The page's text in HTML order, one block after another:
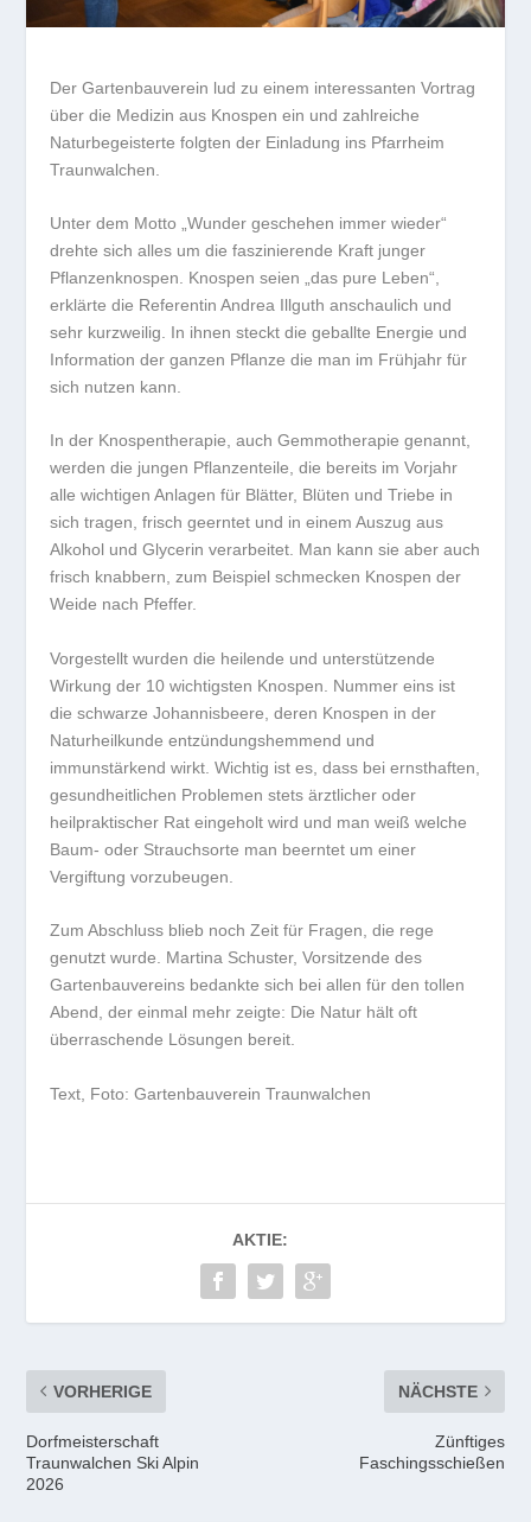
Der Gartenbauverein lud zu einem interessanten Vortrag
über die Medizin aus Knospen ein und zahlreiche
Naturbegeisterte folgten der Einladung ins Pfarrheim
Traunwalchen.
Unter dem Motto „Wunder geschehen immer wieder“
drehte sich alles um die faszinierende Kraft junger
Pflanzenknospen. Knospen seien „das pure Leben“,
erklärte die Referentin Andrea Illguth anschaulich und
sehr kurzweilig. In ihnen steckt die geballte Energie und
Information der ganzen Pflanze die man im Frühjahr für
sich nutzen kann.
In der Knospentherapie, auch Gemmotherapie genannt,
werden die jungen Pflanzenteile, die bereits im Vorjahr
alle wichtigen Anlagen für Blätter, Blüten und Triebe in
sich tragen, frisch geerntet und in einem Auszug aus
Alkohol und Glycerin verarbeitet. Man kann sie aber auch
frisch knabbern, zum Beispiel schmecken Knospen der
Weide nach Pfeffer.
Vorgestellt wurden die heilende und unterstützende
Wirkung der 10 wichtigsten Knospen. Nummer eins ist
die schwarze Johannisbeere, deren Knospen in der
Naturheilkunde entzündungshemmend und
immunstärkend wirkt. Wichtig ist es, dass bei ernsthaften,
gesundheitlichen Problemen stets ärztlicher oder
heilpraktischer Rat eingeholt wird und man weiß welche
Baum- oder Strauchsorte man beerntet um einer
Vergiftung vorzubeugen.
Zum Abschluss blieb noch Zeit für Fragen, die rege
genutzt wurde. Martina Schuster, Vorsitzende des
Gartenbauvereins bedankte sich bei allen für den tollen
Abend, der einmal mehr zeigte: Die Natur hält oft
überraschende Lösungen bereit.
Text, Foto: Gartenbauverein Traunwalchen
AKTIE:
VORHERIGE
Dorfmeisterschaft
Traunwalchen Ski Alpin
2026
NÄCHSTE
Zünftiges
Faschingsschießen